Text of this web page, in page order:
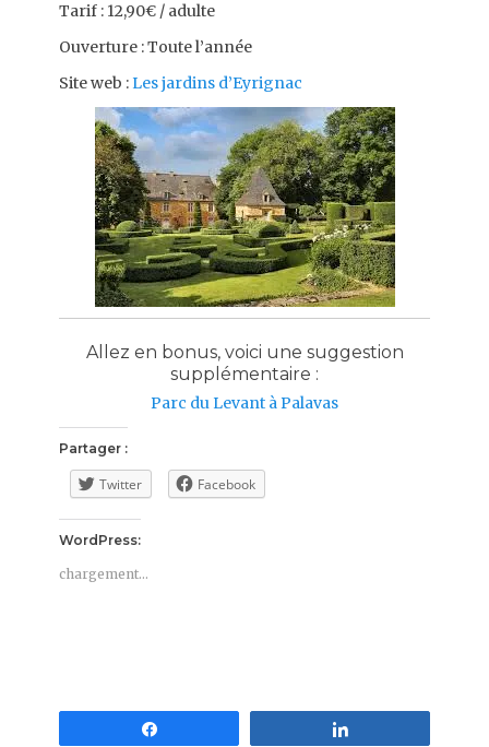
Tarif : 12,90€ / adulte
Ouverture : Toute l’année
Site web :Les jardins d’Eyrignac
Allez en bonus, voici une suggestion
supplémentaire :
Parc du Levant à Palavas
Partager :
Twitter Facebook
WordPress:
chargement…